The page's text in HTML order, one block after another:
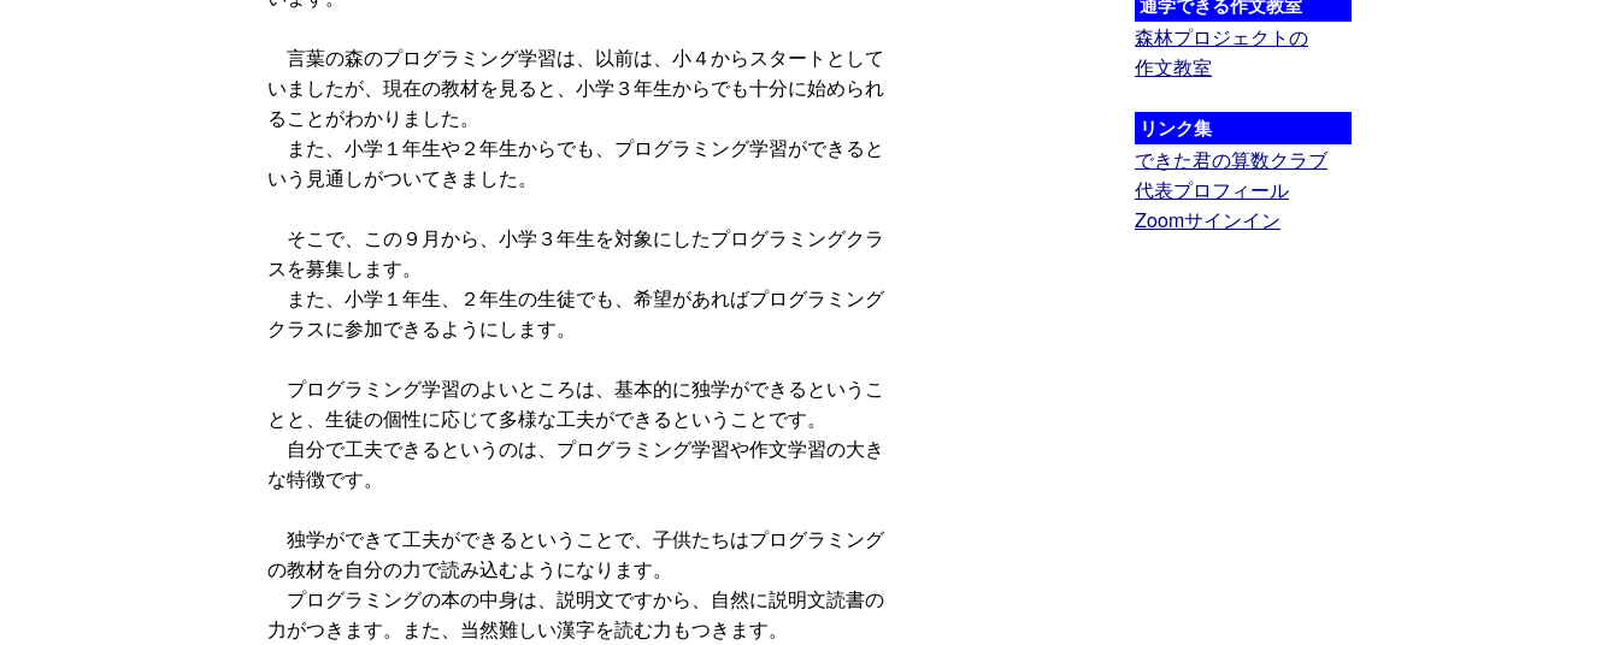
言葉の森のプログラミング学習は、以前は、小４からスタートとして
いましたが、現在の教材を見ると、小学３年生からでも十分に始められ
ることがわかりました。
また、小学１年生や２年生からでも、プログラミング学習ができると
いう見通しがついてきました。
そこで、この９月から、小学３年生を対象にしたプログラミングクラ
スを募集します。
また、小学１年生、２年生の生徒でも、希望があればプログラミング
クラスに参加できるようにします。
プログラミング学習のよいところは、基本的に独学ができるというこ
とと、生徒の個性に応じて多様な工夫ができるということです。
自分で工夫できるというのは、プログラミング学習や作文学習の大き
な特徴です。
独学ができて工夫ができるということで、子供たちはプログラミング
の教材を自分の力で読み込むようになります。
プログラミングの本の中身は、説明文ですから、自然に説明文読書の
力がつきます。また、当然難しい漢字を読む力もつきます。
森林プロジェクトの
作文教室
リンク集
できた君の算数クラブ
代表プロフィール
Zoomサインイン